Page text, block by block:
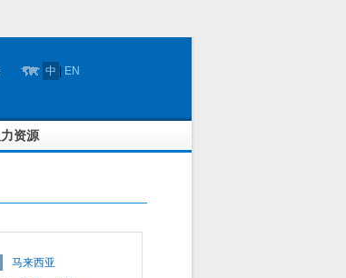
中 EN
力资源
马来西亚